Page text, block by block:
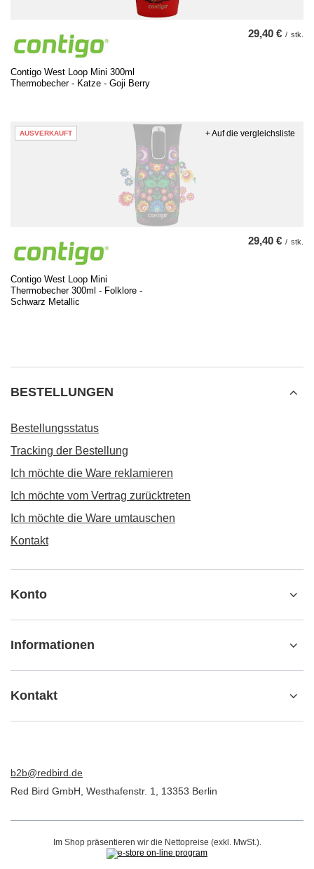
Contigo West Loop Mini 300ml
Thermobecher - Katze - Goji Berry
29,40 € / stk.
AUSVERKAUFT
Contigo West Loop Mini
Thermobecher 300ml - Folklore -
Schwarz Metallic
29,40 € / stk.
+ Auf die vergleichsliste
BESTELLUNGEN
Bestellungsstatus
Tracking der Bestellung
Ich möchte die Ware reklamieren
Ich möchte vom Vertrag zurücktreten
Ich möchte die Ware umtauschen
Kontakt
Konto
Informationen
Kontakt
b2b@redbird.de
Red Bird GmbH Westhafenstr. 1 13353 Berlin
Im Shop präsentieren wir die Nettopreise (exkl. MwSt.).